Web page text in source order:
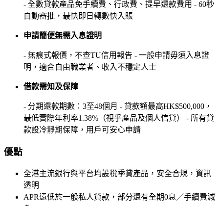
- 全數貸款產品免手續費、行政費、提早還款費用 - 60秒
自動審批，最快即日轉數快入賬
申請簡便無需入息證明
- 無痕式報價，不查TU信用報告 - 一般申請毋須入息證
明，適合自由職業者、收入不穩定人士
借款需知及保障
- 分期還款期數：3至48個月 - 貸款額最高HK$500,000，
最低實際年利率1.38%（視乎產品及個人信貸） - 所有貸
款設冷靜期保障，用戶可安心申請
優點
全港主流銀行與平台均設稅季貸產品，安全合規，資訊
透明
APR遠低於一般私人貸款，部分還有全期0息／手續費減